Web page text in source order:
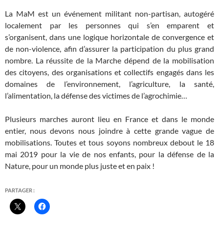
La MaM est un événement militant non-partisan, autogéré
localement par les personnes qui s’en emparent et
s’organisent, dans une logique horizontale de convergence et
de non-violence, afin d’assurer la participation du plus grand
nombre. La réussite de la Marche dépend de la mobilisation
des citoyens, des organisations et collectifs engagés dans les
domaines de l’environnement, l’agriculture, la santé,
l’alimentation, la défense des victimes de l’agrochimie…
Plusieurs marches auront lieu en France et dans le monde
entier, nous devons nous joindre à cette grande vague de
mobilisations. Toutes et tous soyons nombreux debout le 18
mai 2019 pour la vie de nos enfants, pour la défense de la
Nature, pour un monde plus juste et en paix !
PARTAGER :